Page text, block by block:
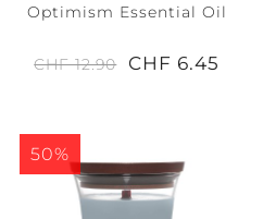
Optimism Essential Oil
CHF 12.90 CHF 6.45
50%